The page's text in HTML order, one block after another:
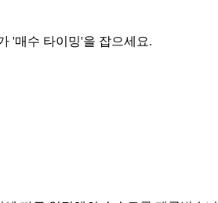
'매수 타이밍'을 잡으세요.